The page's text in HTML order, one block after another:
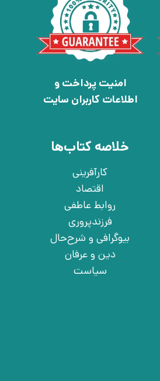
امنیت پرداخت و
اطلاعات کاربران سایت
خلاصه کتاب‌ها
کارآفرینی
اقتصاد
روابط عاطفی
فرزندپروری
بیوگرافی و شرح‌حال
دین و عرفان
سیاست